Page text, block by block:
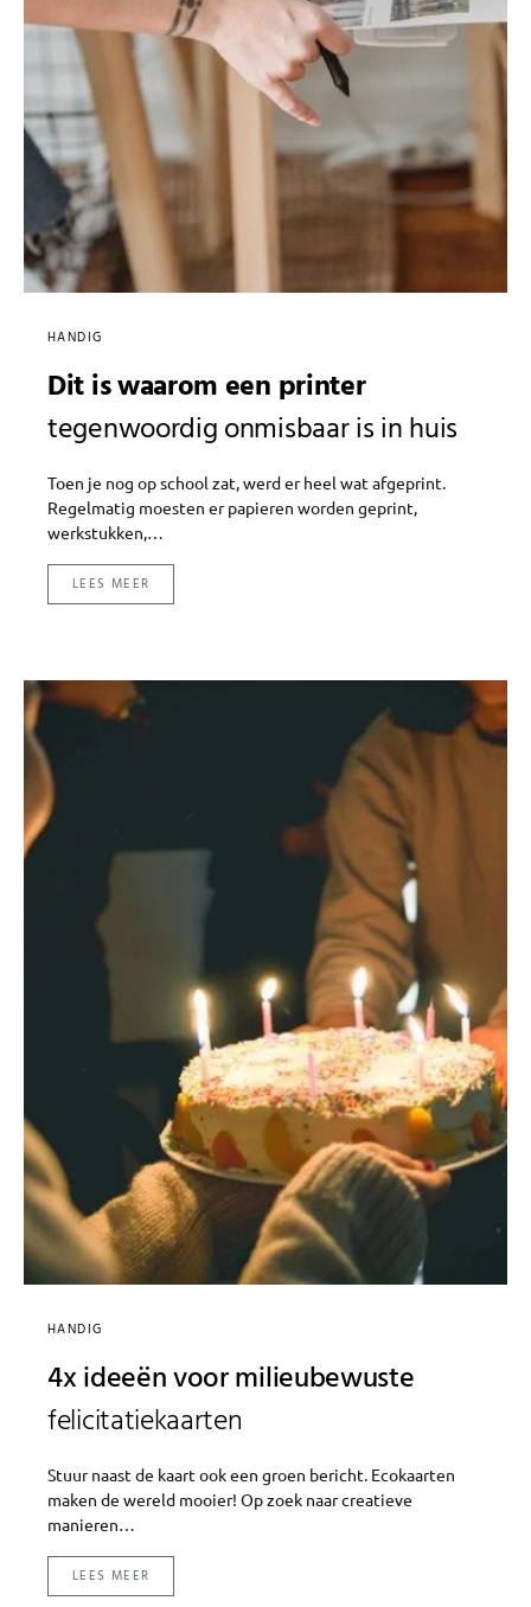
HANDIG
Dit is waarom een printer
tegenwoordig onmisbaar is in huis
Toen je nog op school zat, werd er heel wat afgeprint.
Regelmatig moesten er papieren worden geprint,
werkstukken,…
LEES MEER
HANDIG
4x ideeën voor milieubewuste
felicitatiekaarten
Stuur naast de kaart ook een groen bericht. Ecokaarten
maken de wereld mooier! Op zoek naar creatieve
manieren…
LEES MEER